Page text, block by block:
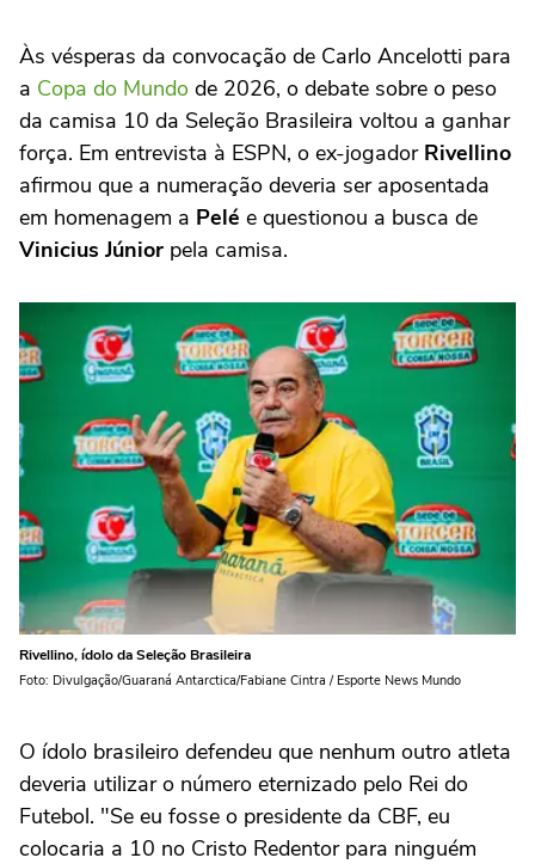
Às vésperas da convocação de Carlo Ancelotti para
a Copa do Mundo de 2026, o debate sobre o peso
da camisa 10 da Seleção Brasileira voltou a ganhar
força. Em entrevista à ESPN, o ex-jogador Rivellino
afirmou que a numeração deveria ser aposentada
em homenagem a Pelé e questionou a busca de
Vinicius Júnior pela camisa.
Rivellino, ídolo da Seleção Brasileira
Foto: Divulgação/Guaraná Antarctica/Fabiane Cintra / Esporte News Mundo
O ídolo brasileiro defendeu que nenhum outro atleta
deveria utilizar o número eternizado pelo Rei do
Futebol. "Se eu fosse o presidente da CBF, eu
colocaria a 10 no Cristo Redentor para ninguém